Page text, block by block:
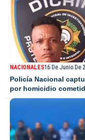
NACIONALES16 De Junio De
Policía Nacional
por homicidio